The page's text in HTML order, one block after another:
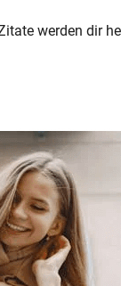
werden dir